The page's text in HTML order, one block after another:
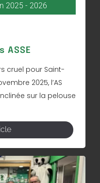
2025 - 2026
ASSE
cruel pour Saint-
2025, l’AS
sur la pelouse